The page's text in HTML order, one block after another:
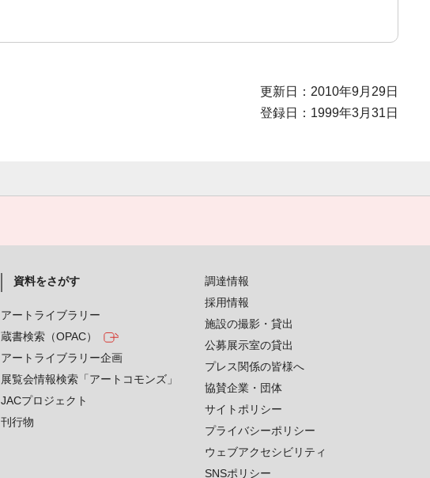
更新日：2010年9月29日
登録日：1999年3月31日
資料をさがす
アートライブラリー
蔵書検索（OPAC）
アートライブラリー企画
展覧会情報検索「アートコモンズ」
JACプロジェクト
刊行物
調達情報
採用情報
施設の撮影・貸出
公募展示室の貸出
プレス関係の皆様へ
協賛企業・団体
サイトポリシー
プライバシーポリシー
ウェブアクセシビリティ
SNSポリシー